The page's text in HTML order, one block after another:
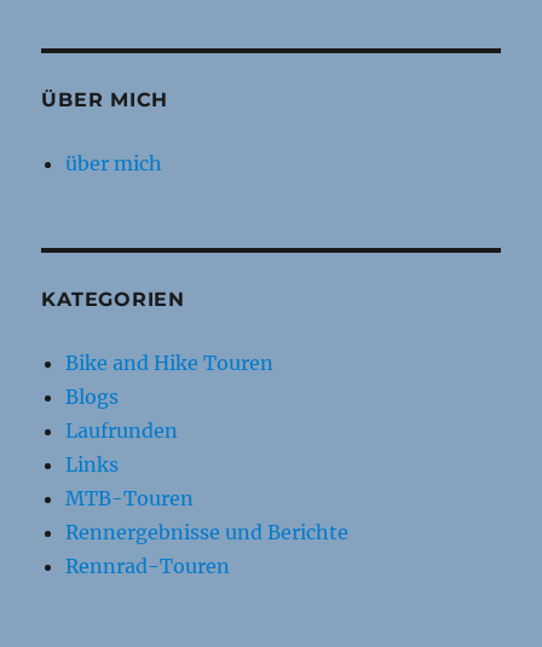
ÜBER MICH
über mich
KATEGORIEN
Bike and Hike Touren
Blogs
Laufrunden
Links
MTB-Touren
Rennergebnisse und Berichte
Rennrad-Touren